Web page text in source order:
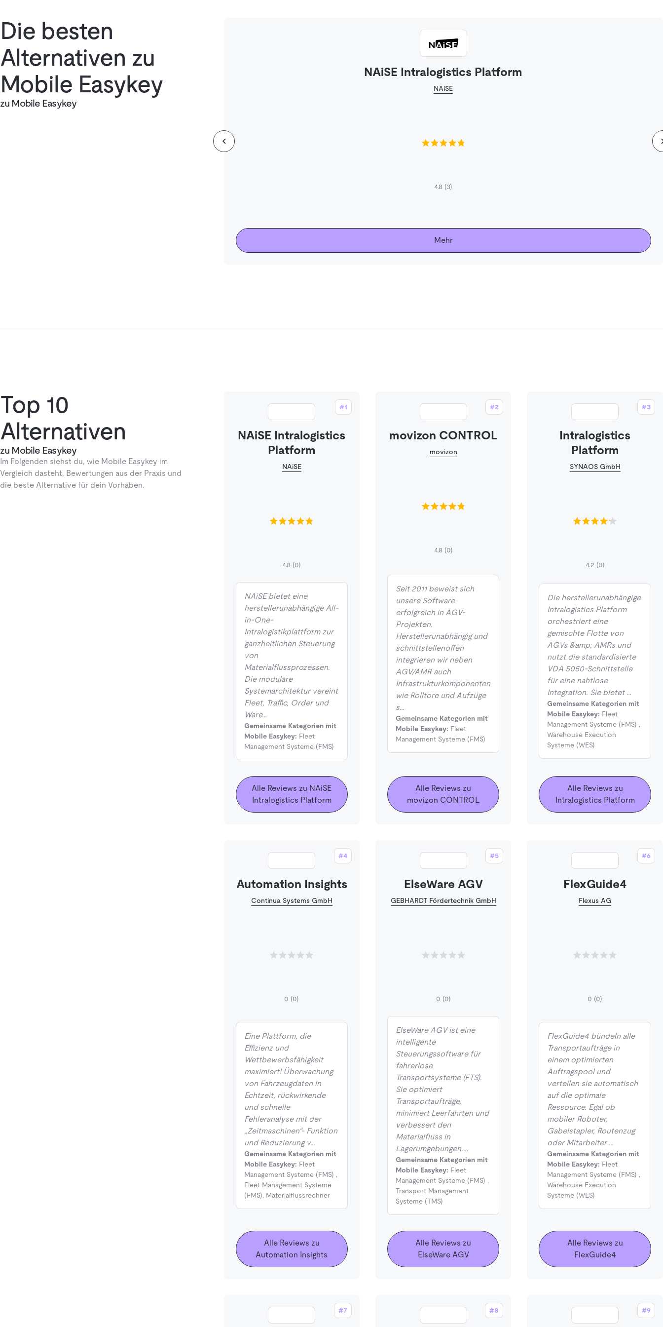
Die besten
Alternativen zu
Mobile Easykey
zu Mobile Easykey
NAiSE Intralogistics Platform
NAiSE
4.8 (3)
Mehr
Top 10
Alternativen
zu Mobile Easykey
Im Folgenden siehst du, wie Mobile Easykey im
Vergleich dasteht, Bewertungen aus der Praxis und
die beste Alternative für dein Vorhaben.
#1
NAiSE Intralogistics
Platform
NAiSE
4.8 (0)
NAiSE bietet eine
herstellerunabhängige All-
in-One-
Intralogistikplattform zur
ganzheitlichen Steuerung
von
Materialflussprozessen.
Die modulare
Systemarchitektur vereint
Fleet, Traffic, Order und
Ware…
Gemeinsame Kategorien mit
Mobile Easykey: Fleet
Management Systeme (FMS)
Alle Reviews zu NAiSE
Intralogistics Platform
#2
movizon CONTROL
movizon
4.8 (0)
Seit 2011 beweist sich
unsere Software
erfolgreich in AGV-
Projekten.
Herstellerunabhängig und
schnittstellenoffen
integrieren wir neben
AGV/AMR auch
Infrastrukturkomponenten
wie Rolltore und Aufzüge
s…
Gemeinsame Kategorien mit
Mobile Easykey: Fleet
Management Systeme (FMS)
Alle Reviews zu
movizon CONTROL
#3
Intralogistics
Platform
SYNAOS GmbH
4.2 (0)
Die herstellerunabhängige
Intralogistics Platform
orchestriert eine
gemischte Flotte von
AGVs &amp; AMRs und
nutzt die standardisierte
VDA 5050-Schnittstelle
für eine nahtlose
Integration. Sie bietet …
Gemeinsame Kategorien mit
Mobile Easykey: Fleet
Management Systeme (FMS) ,
Warehouse Execution
Systeme (WES)
Alle Reviews zu
Intralogistics Platform
#4
Automation Insights
Continua Systems GmbH
0 (0)
Eine Plattform, die
Effizienz und
Wettbewerbsfähigkeit
maximiert! Überwachung
von Fahrzeugdaten in
Echtzeit, rückwirkende
und schnelle
Fehleranalyse mit der
„Zeitmaschinen“- Funktion
und Reduzierung v…
Gemeinsame Kategorien mit
Mobile Easykey: Fleet
Management Systeme (FMS) ,
Fleet Management Systeme
(FMS), Materialflussrechner
Alle Reviews zu
Automation Insights
#5
ElseWare AGV
GEBHARDT Fördertechnik GmbH
0 (0)
ElseWare AGV ist eine
intelligente
Steuerungssoftware für
fahrerlose
Transportsysteme (FTS).
Sie optimiert
Transportaufträge,
minimiert Leerfahrten und
verbessert den
Materialfluss in
Lagerumgebungen.…
Gemeinsame Kategorien mit
Mobile Easykey: Fleet
Management Systeme (FMS) ,
Transport Management
Systeme (TMS)
Alle Reviews zu
ElseWare AGV
#6
FlexGuide4
Flexus AG
0 (0)
FlexGuide4 bündeln alle
Transportaufträge in
einem optimierten
Auftragspool und
verteilen sie automatisch
auf die optimale
Ressource. Egal ob
mobiler Roboter,
Gabelstapler, Routenzug
oder Mitarbeiter …
Gemeinsame Kategorien mit
Mobile Easykey: Fleet
Management Systeme (FMS) ,
Warehouse Execution
Systeme (WES)
Alle Reviews zu
FlexGuide4
#7 #8 #9